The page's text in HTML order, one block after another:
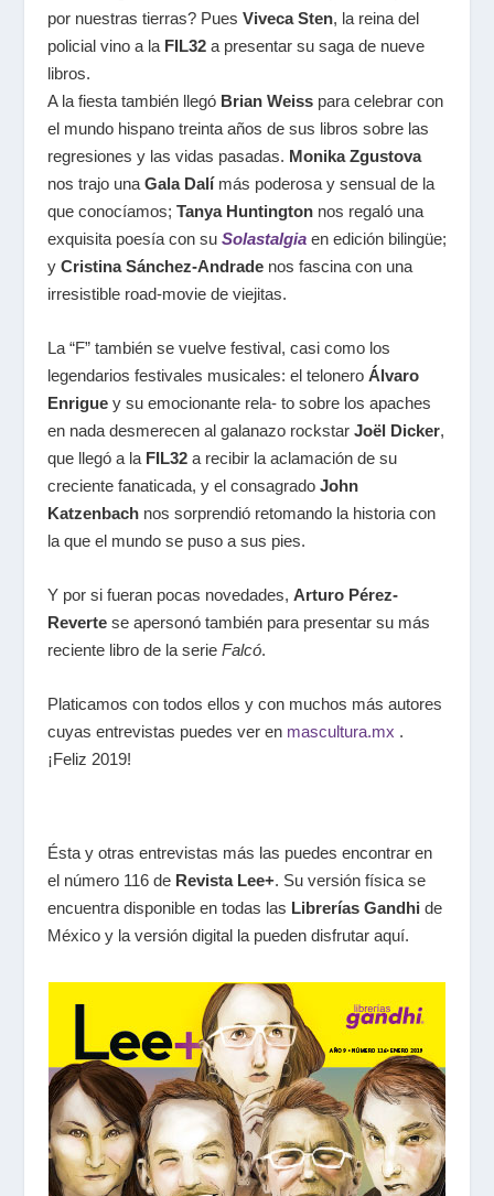
por nuestras tierras? Pues Viveca Sten, la reina del
policial vino a la FIL32a presentar su saga de nueve
libros.
A la fiesta también llegó Brian Weisspara celebrar con
el mundo hispano treinta años de sus libros sobre las
regresiones y las vidas pasadas. Monika Zgustova
nos trajo una Gala Dalímás poderosa y sensual de la
que conocíamos; Tanya Huntingtonnos regaló una
exquisita poesía con su Solastalgiaen edición bilingüe;
y Cristina Sánchez-Andradenos fascina con una
irresistible road-movie de viejitas.
La “F” también se vuelve festival, casi como los
legendarios festivales musicales: el telonero Álvaro
Enriguey su emocionante rela- to sobre los apaches
en nada desmerecen al galanazo rockstar Joël Dicker,
que llegó a la FIL32a recibir la aclamación de su
creciente fanaticada, y el consagrado John
Katzenbachnos sorprendió retomando la historia con
la que el mundo se puso a sus pies.
Y por si fueran pocas novedades, Arturo Pérez-
Revertese apersonó también para presentar su más
reciente libro de la serie Falcó.
Platicamos con todos ellos y con muchos más autores
cuyas entrevistas puedes ver en mascultura.mx .
¡Feliz 2019!
Ésta y otras entrevistas más las puedes encontrar en
el número 116 de Revista Lee+. Su versión física se
encuentra disponible en todas las Librerías Gandhi de
México y la versión digital la pueden disfrutar aquí.